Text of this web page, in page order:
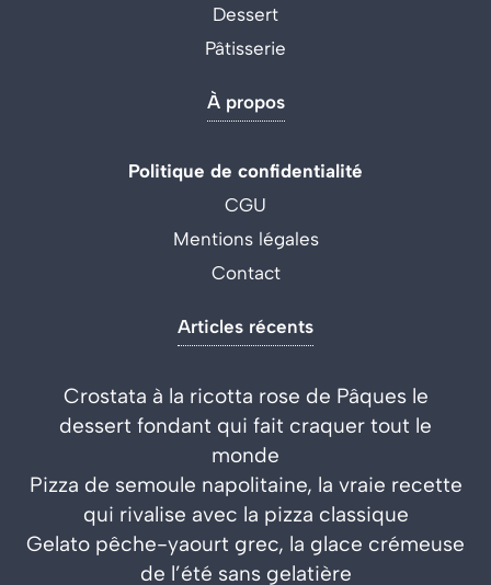
Dessert
Pâtisserie
À propos
Politique de confidentialité
CGU
Mentions légales
Contact
Articles récents
Crostata à la ricotta rose de Pâques le
dessert fondant qui fait craquer tout le
monde
Pizza de semoule napolitaine, la vraie recette
qui rivalise avec la pizza classique
Gelato pêche-yaourt grec, la glace crémeuse
de l’été sans gelatière